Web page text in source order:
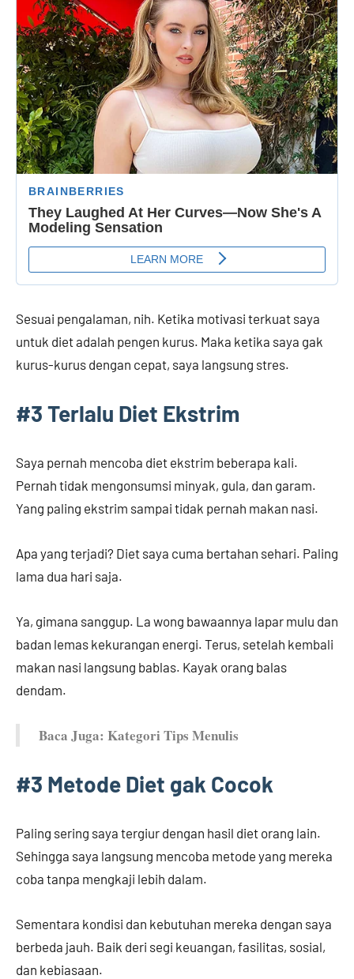
Sesuai pengalaman, nih. Ketika motivasi terkuat saya
untuk diet adalah pengen kurus. Maka ketika saya gak
kurus-kurus dengan cepat, saya langsung stres.
#3 Terlalu Diet Ekstrim
Saya pernah mencoba diet ekstrim beberapa kali.
Pernah tidak mengonsumsi minyak, gula, dan garam.
Yang paling ekstrim sampai tidak pernah makan nasi.
Apa yang terjadi? Diet saya cuma bertahan sehari. Paling
lama dua hari saja.
Ya, gimana sanggup. La wong bawaannya lapar mulu dan
badan lemas kekurangan energi. Terus, setelah kembali
makan nasi langsung bablas. Kayak orang balas
dendam.
Baca Juga: Kategori Tips Menulis
#3 Metode Diet gak Cocok
Paling sering saya tergiur dengan hasil diet orang lain.
Sehingga saya langsung mencoba metode yang mereka
coba tanpa mengkaji lebih dalam.
Sementara kondisi dan kebutuhan mereka dengan saya
berbeda jauh. Baik deri segi keuangan, fasilitas, sosial,
dan kebiasaan.